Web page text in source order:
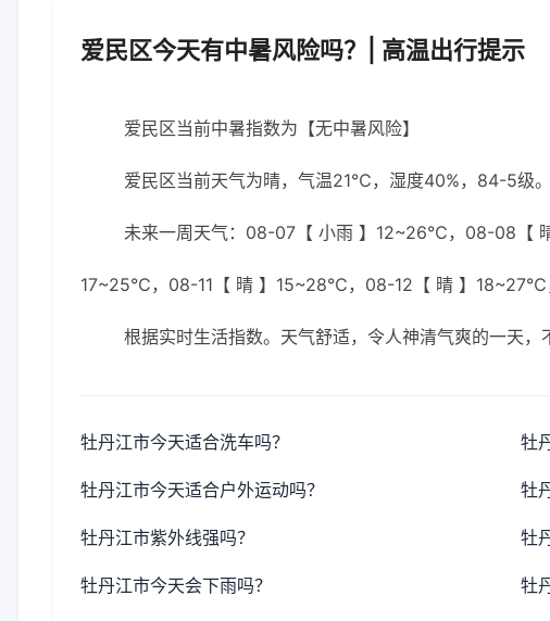
爱民区今天有中暑风险吗？| 高温出行提示
爱民区当前中暑指数为【无中暑风险】
爱民区当前天气为晴，气温21℃，湿度40%，84-5级。
未来一周天气：08-07【 小雨 】12~26℃，08-08【
17~25℃，08-11【 晴 】15~28℃，08-12【 晴 】18~27℃
根据实时生活指数。天气舒适，令人神清气爽的一天，
牡丹江市今天适合洗车吗？ 牡
牡丹江市今天适合户外运动吗？ 牡
牡丹江市紫外线强吗？ 牡
牡丹江市今天会下雨吗？ 牡